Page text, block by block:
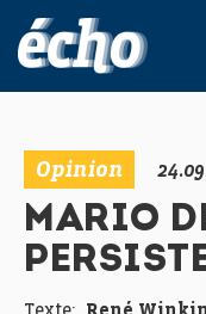
Opinion
MARIO